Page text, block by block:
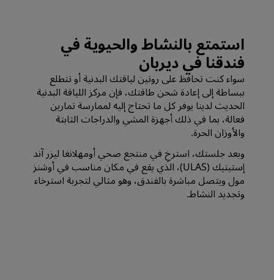
استمتع بالنشاط والحيوية في
فندقنا في ديربان
سواء كنت تحافظ على روتين لياقتك البدنية أو تتطلع
ببساطة إلى إعادة شحن طاقتك، فإن مركز اللياقة البدنية
الحديث لدينا يوفر كل ما تحتاج إليه لممارسة تمارين
فعالة، بما في ذلك أجهزة المشي والدراجات الثابتة
والأوزان الحرة.
وبعد جلستك، استرخِ في منتجع صحي أومهلانغا ليزر آند
إستيتيك (ULAS)، الذي يقع في مكان مناسب في أوشنز
مول ويتصل مباشرة بالفندق، وهو مثالي لتجربة استرخاء
وتجديد النشاط.